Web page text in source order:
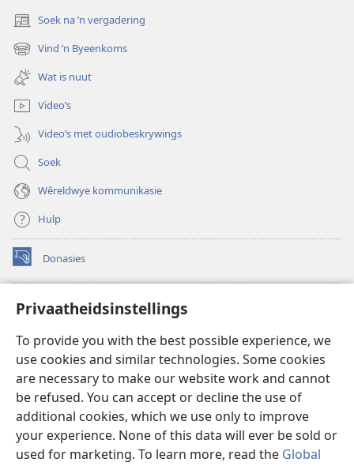
Privaatheidsinstellings
To provide you with the best possible experience, we
use cookies and similar technologies. Some cookies
are necessary to make our website work and cannot
be refused. You can accept or decline the use of
additional cookies, which we use only to improve
your experience. None of this data will ever be sold or
used for marketing. To learn more, read the Global
Soek na ’n vergadering
(maak
nuwe
venster
oop)
Vind ’n Byeenkoms
(maak
nuwe
venster
oop)
Wat is nuut
Video’s
Video’s met oudiobeskrywings
Soek
Wêreldwye kommunikasie
Hulp
Donasies
(maak
nuwe
oop)
Wagtoring – AANLYN BIBLIOTEEK
(maak
venster
oop)
JW Hub
(maak
nuwe
venster
oop)
JW Library
Watchtower Library